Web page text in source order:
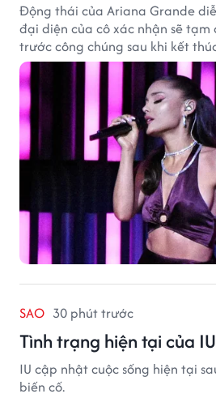
Động thái của Ariana Grande
đại diện của cô xác nhận sẽ
trước công chúng sau khi kết
1/9.
SAO 30 phút trước
Tình trạng hiện tại của
IU cập nhật cuộc sống hiện tại
biến cố.